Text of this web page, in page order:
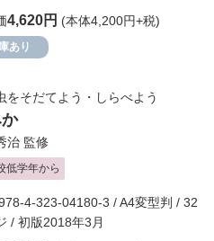
4,620円 (本体4,200円+税)
あり
をそだてよう・しらべよう
治 監修
低学年から
4-323-04180-3 / A4変型判 / 32
/ 初版2018年3月